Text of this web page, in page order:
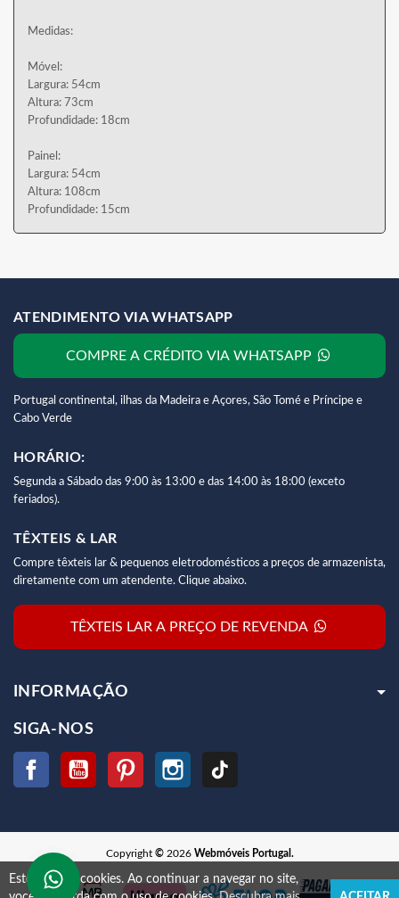
Medidas:
Móvel:
Largura: 54cm
Altura: 73cm
Profundidade: 18cm
Painel:
Largura: 54cm
Altura: 108cm
Profundidade: 15cm
ATENDIMENTO VIA WHATSAPP
COMPRE A CRÉDITO VIA WHATSAPP
Portugal continental, ilhas da Madeira e Açores, São Tomé e Príncipe e
Cabo Verde
HORÁRIO:
Segunda a Sábado das 9:00 às 13:00 e das 14:00 às 18:00 (exceto
feriados).
TÊXTEIS & LAR
Compre têxteis lar & pequenos eletrodomésticos a preços de armazenista,
diretamente com um atendente. Clique abaixo.
TÊXTEIS LAR A PREÇO DE REVENDA
INFORMAÇÃO
SIGA-NOS
Facebook YouTube Pinterest Instagram
Copyright ©2026 Webmóveis Portugal.
Este site usa cookies. Ao continuar a navegar no site,